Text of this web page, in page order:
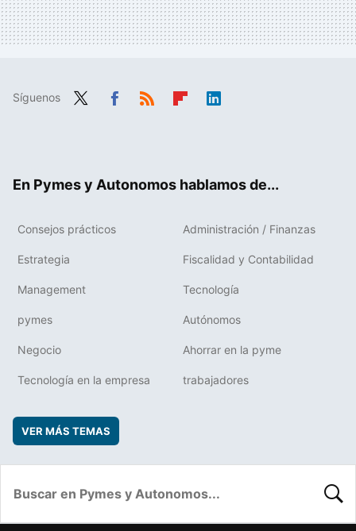
Síguenos
En Pymes y Autonomos hablamos de...
Consejos prácticos Administración / Finanzas
Estrategia Fiscalidad y Contabilidad
Management Tecnología
pymes Autónomos
Negocio Ahorrar en la pyme
Tecnología en la empresa trabajadores
VER MÁS TEMAS